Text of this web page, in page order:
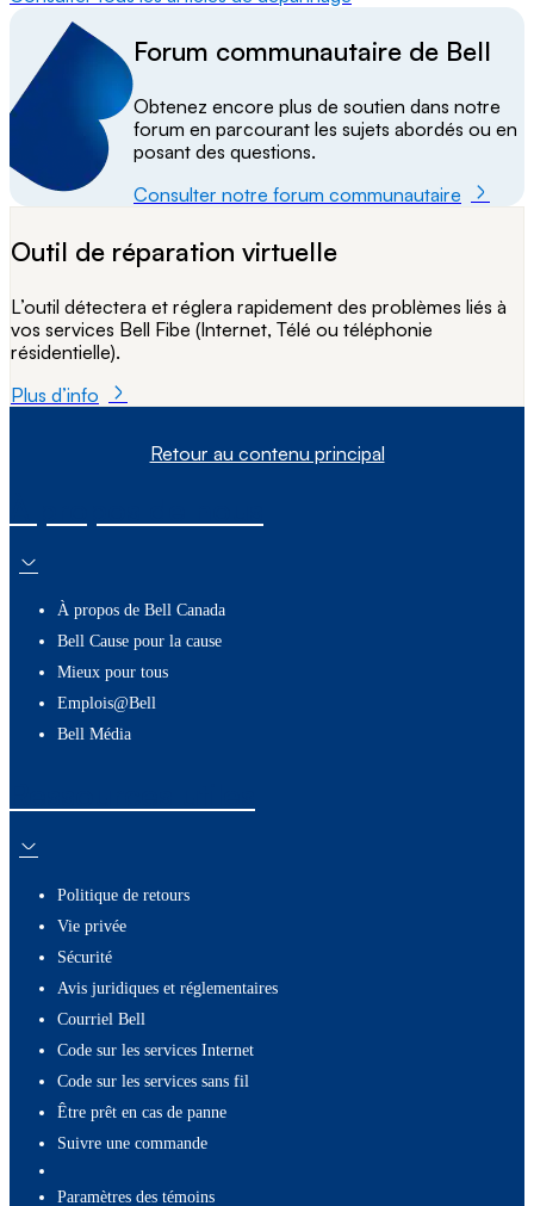
Forum communautaire de Bell
Obtenez encore plus de soutien dans notre
forum en parcourant les sujets abordés ou en
posant des questions.
Consulter notre forum communautaire
Outil de réparation virtuelle
L’outil détectera et réglera rapidement des problèmes liés à
vos services Bell Fibe (Internet, Télé ou téléphonie
résidentielle).
Plus d’info
Retour au contenu principal
À propos de Bell Canada
Bell Cause pour la cause
Mieux pour tous
Emplois@Bell
Bell Média
Politique de retours
Vie privée
Sécurité
Avis juridiques et réglementaires
Courriel Bell
Code sur les services Internet
Code sur les services sans fil
Être prêt en cas de panne
Suivre une commande
paramètres des témoins